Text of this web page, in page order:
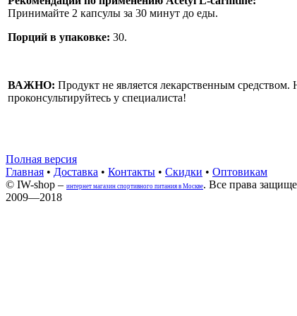
Принимайте 2 капсулы за 30 минут до еды.
Порций в упаковке: 30.
ВАЖНО: Продукт не является лекарственным
проконсультируйтесь у специалиста!
Полная версия
Главная • Доставка • Контакты • Скидки • Оптовикам
© IW-shop – интернет магазин спортивного питания в Москве. Все права
2009—2018